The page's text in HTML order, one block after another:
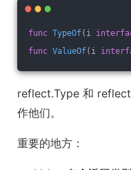
func TypeOf(i
func ValueOf(i
reflect.Type 和
作他们。
重要的地方：